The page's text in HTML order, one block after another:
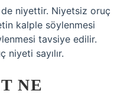
niyettir. Niyetsiz oruç
kalple söylenmesi
tavsiye edilir.
niyeti sayılır.
NE